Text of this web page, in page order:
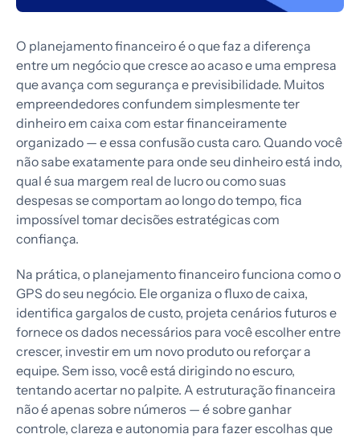
O planejamento financeiro é o que faz a diferença
entre um negócio que cresce ao acaso e uma empresa
que avança com segurança e previsibilidade. Muitos
empreendedores confundem simplesmente ter
dinheiro em caixa com estar financeiramente
organizado — e essa confusão custa caro. Quando você
não sabe exatamente para onde seu dinheiro está indo,
qual é sua margem real de lucro ou como suas
despesas se comportam ao longo do tempo, fica
impossível tomar decisões estratégicas com
confiança.
Na prática, o planejamento financeiro funciona como o
GPS do seu negócio. Ele organiza o fluxo de caixa,
identifica gargalos de custo, projeta cenários futuros e
fornece os dados necessários para você escolher entre
crescer, investir em um novo produto ou reforçar a
equipe. Sem isso, você está dirigindo no escuro,
tentando acertar no palpite. A estruturação financeira
não é apenas sobre números — é sobre ganhar
controle, clareza e autonomia para fazer escolhas que